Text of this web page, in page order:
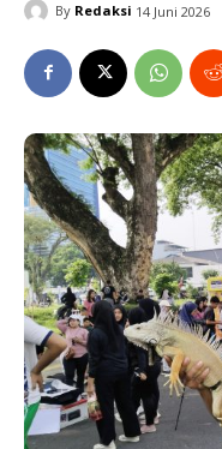
By Redaksi 14 Juni 2026